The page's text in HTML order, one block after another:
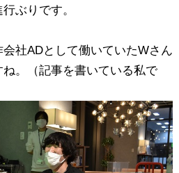
ぶりです。
社ADとして働いていたWさん
。（記事を書いている私で